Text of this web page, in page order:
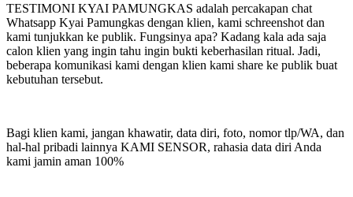
TESTIMONI KYAI PAMUNGKAS adalah percakapan chat
Whatsapp Kyai Pamungkas dengan klien, kami schreenshot dan
kami tunjukkan ke publik. Fungsinya apa? Kadang kala ada saja
calon klien yang ingin tahu ingin bukti keberhasilan ritual. Jadi,
beberapa komunikasi kami dengan klien kami share ke publik buat
kebutuhan tersebut.
Bagi klien kami, jangan khawatir, data diri, foto, nomor tlp/WA, dan
hal-hal pribadi lainnya KAMI SENSOR, rahasia data diri Anda
kami jamin aman 100%